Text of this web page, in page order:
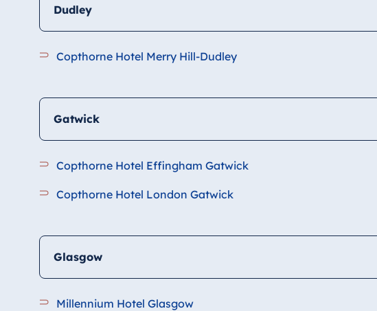
Dudley
Copthorne Hotel Merry Hill-Dudley
Gatwick
Copthorne Hotel Effingham Gatwick
Copthorne Hotel London Gatwick
Glasgow
Millennium Hotel Glasgow